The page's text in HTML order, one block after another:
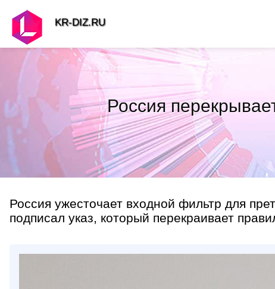
Россия
Россия ужесточает входной фильтр для
подписал указ, который перекраивает
KR-DIZ.RU